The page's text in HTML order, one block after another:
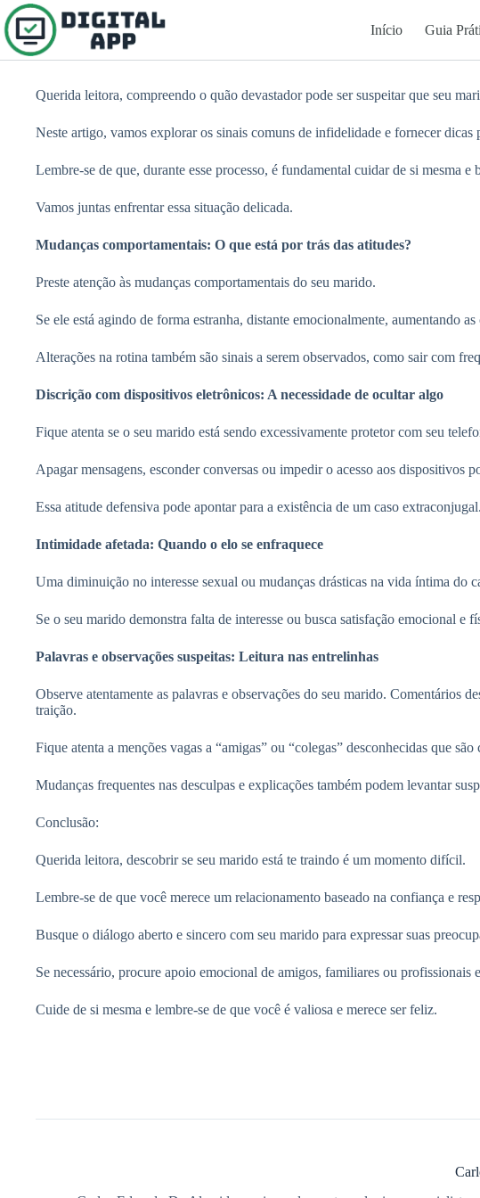
Pular
para
o
conteúdo
Início Guia
Querida leitora, compreendo o quão devastador pode ser suspeitar que seu
Neste artigo, vamos explorar os sinais comuns de infidelidade e fornecer dicas
Lembre-se de que, durante esse processo, é fundamental cuidar de si mesma e
Vamos juntas enfrentar essa situação delicada.
Mudanças comportamentais: O que está por trás das atitudes?
Preste atenção às mudanças comportamentais do seu marido.
Se ele está agindo de forma estranha, distante emocionalmente, aumentando
Alterações na rotina também são sinais a serem observados, como sair com
Discrição com dispositivos eletrônicos: A necessidade de ocultar algo
Fique atenta se o seu marido está sendo excessivamente protetor com seu
Apagar mensagens, esconder conversas ou impedir o acesso aos dispositivos
Essa atitude defensiva pode apontar para a existência de um caso extraconjugal.
Intimidade afetada: Quando o elo se enfraquece
Uma diminuição no interesse sexual ou mudanças drásticas na vida íntima do
Se o seu marido demonstra falta de interesse ou busca satisfação emocional e
Palavras e observações suspeitas: Leitura nas entrelinhas
Observe atentamente as palavras e observações do seu marido. Comentários
traição.
Fique atenta a menções vagas a “amigas” ou “colegas” desconhecidas que
Mudanças frequentes nas desculpas e explicações também podem levantar
Conclusão:
Querida leitora, descobrir se seu marido está te traindo é um momento difícil.
Lembre-se de que você merece um relacionamento baseado na confiança e
Busque o diálogo aberto e sincero com seu marido para expressar suas
Se necessário, procure apoio emocional de amigos, familiares ou profissionais
Cuide de si mesma e lembre-se de que você é valiosa e merece ser feliz.